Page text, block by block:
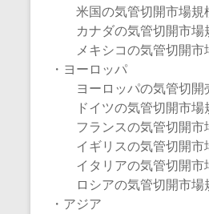
米国の気管切開市場規
カナダの気管切開市場
メキシコの気管切開市
・ヨーロッパ
ヨーロッパの気管切開
ドイツの気管切開市場
フランスの気管切開市
イギリスの気管切開市
イタリアの気管切開市
ロシアの気管切開市場
・アジア